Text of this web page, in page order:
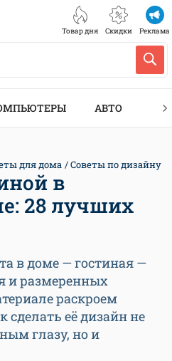
Товар дня Скидки Реклама
АВТО
для дома Советы по дизайну
в
28 лучших
в доме — гостиная —
и размеренных
раскроем
сделать её дизайн не
глазу, но и